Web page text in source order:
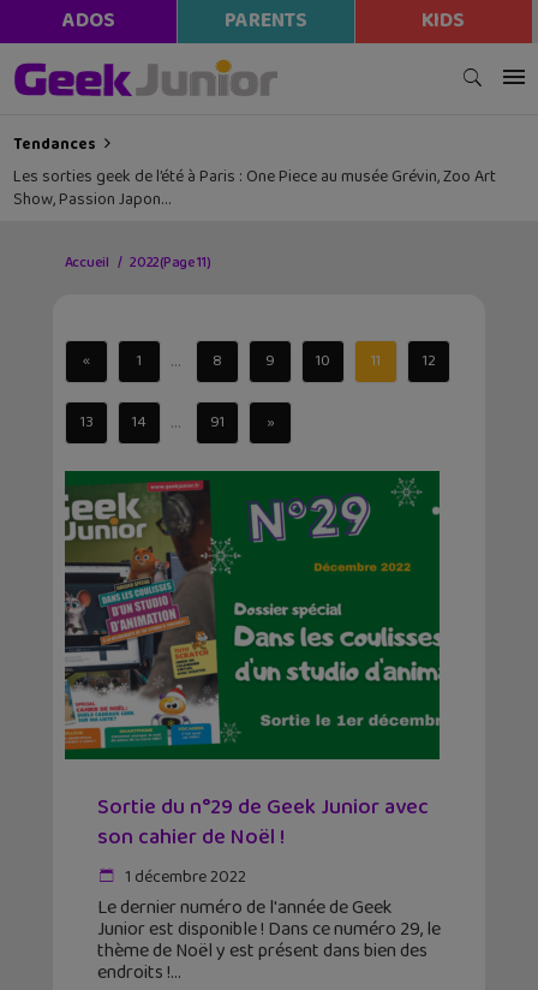
ADOS PARENTS KIDS
Tendances
Les sorties geek de l’été à Paris : One Piece au musée Grévin, Zoo Art
Show, Passion Japon…
Accueil 2022(Page 11)
« 1 ... 8 9 10 11 12
13 14 ... 91 »
Sortie du n°29 de Geek Junior avec
son cahier de Noël !
1 décembre 2022
Le dernier numéro de l'année de Geek
Junior est disponible ! Dans ce numéro 29, le
thème de Noël y est présent dans bien des
endroits !